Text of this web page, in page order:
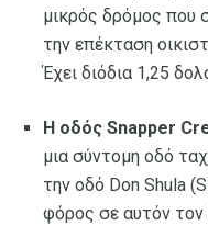
μικρός δρόμος που
την επέκταση
Έχει διόδια 1,25
Η οδός Snapper
μια σύντομη οδό
την οδό Don Shula
φόρος σε αυτόν τον